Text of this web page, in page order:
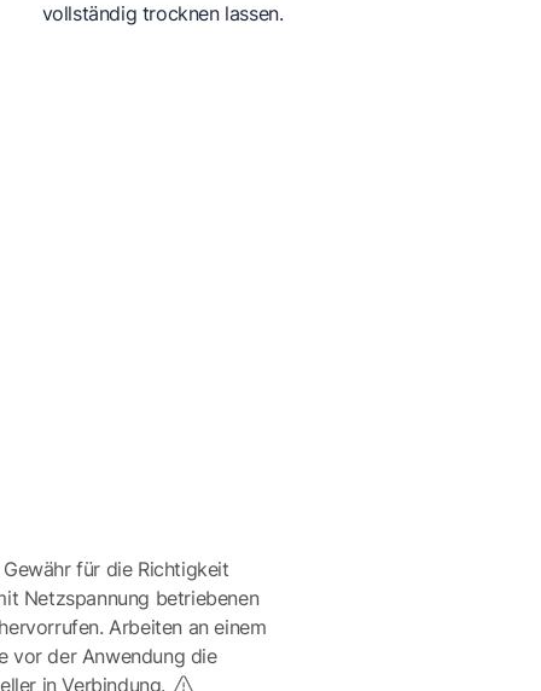
vollständig trocknen lassen.
für die Richtigkeit
Netzspannung betriebenen
Arbeiten an einem
vor der Anwendung die
in Verbindung.